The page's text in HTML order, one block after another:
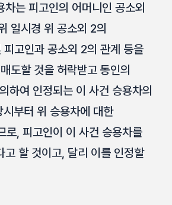
는 피고인의 어머니인 공소외
일시경 위 공소외 2의
고인과 공소외 2의 관계 등을
도할 것을 허락받고 동인의
하여 인정되는 이 사건 승용차의
부터 위 승용차에 대한
로, 피고인이 이 사건 승용차를
고 할 것이고, 달리 이를 인정할